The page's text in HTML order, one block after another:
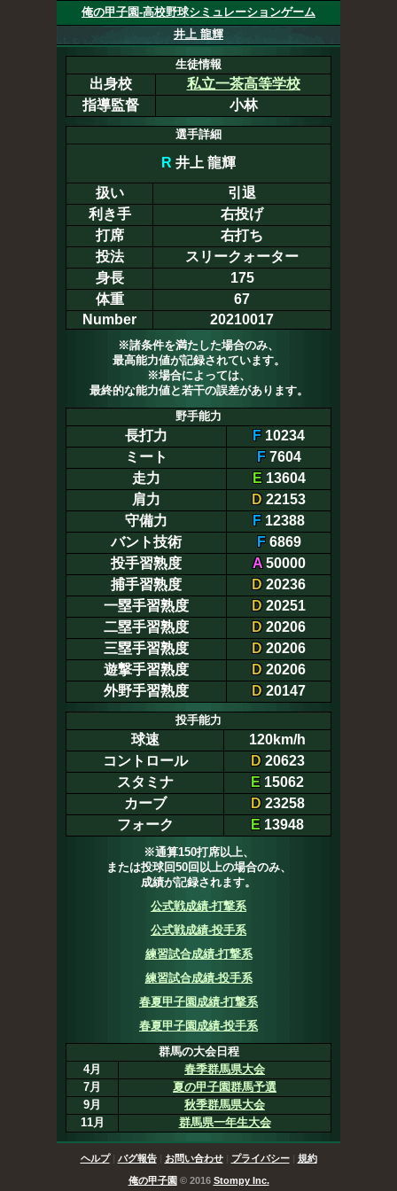
俺の甲子園-高校野球シミュレーションゲーム
井上 龍輝
生徒情報
出身校
私立一茶高等学校
指導監督
小林
選手詳細
R 井上 龍輝
扱い
引退
利き手
右投げ
打席
右打ち
投法
スリークォーター
身長
175
体重
67
Number
20210017
※諸条件を満たした場合のみ、
最高能力値が記録されています。
※場合によっては、
最終的な能力値と若干の誤差があります。
野手能力
長打力 F 10234
ミート
F7604
走力
E13604
肩力
D 22153
守備力
F 12388
バント技術
F6869
投手習熟度
A50000
捕手習熟度
D 20236
一塁手習熟度
D 20251
二塁手習熟度
D 20206
三塁手習熟度
D 20206
遊撃手習熟度
D 20206
外野手習熟度
D 20147
投手能力
球速
120km/h
コントロール
D20623
スタミナ
E 15062
カーブ
D23258
フォーク
E 13948
※通算150打席以上、
または投球回50回以上の場合のみ、
成績が記録されます。
公式戦成績-打撃系
公式戦成績-投手系
練習試合成績-打撃系
練習試合成績-投手系
春夏甲子園成績-打撃系
春夏甲子園成績-投手系
群馬の大会日程
4月
春季群馬県大会
7月
夏の甲子園群馬予選
9月
秋季群馬県大会
11月
群馬県一年生大会
ヘルプ| バグ報告| お問い合わせ| プライバシー| 規約
俺の甲子園 © 2016 Stompy Inc.